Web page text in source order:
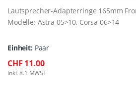
Lautsprecher-Adapterringe 165mm
Modelle: Astra 05>10, Corsa 06>14
Einheit: Paar
CHF 11.00
inkl. 8.1 MWST